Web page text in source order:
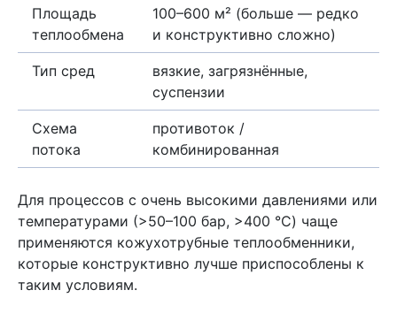
Площадь
теплообмена
100–600 м² (больше — редко
и конструктивно сложно)
Тип сред
вязкие, загрязнённые,
суспензии
Схема
потока
противоток /
комбинированная
Для процессов с очень высокими давлениями или
температурами (>50–100 бар, >400 °C) чаще
применяются кожухотрубные теплообменники,
которые конструктивно лучше приспособлены к
таким условиям.